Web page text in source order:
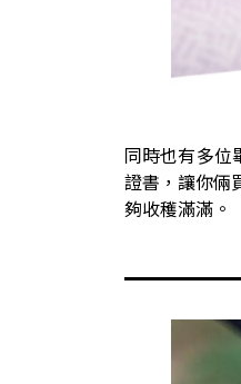
同時也有多位
證書，讓你倆
夠收穫滿滿。